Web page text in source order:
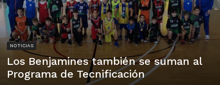
NOTICIAS
Los Benjamines también se suman al
Programa de Tecnificación